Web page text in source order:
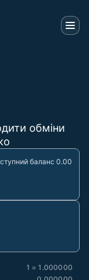
обміни
баланс 0.00
1 = 1.000000